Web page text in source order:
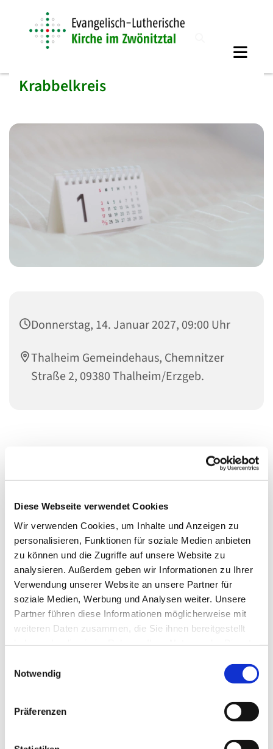
Diese Webseite verwendet Cookies
Wir verwenden Cookies, um Inhalte und Anzeigen zu
personalisieren, Funktionen für soziale Medien anbieten
zu können und die Zugriffe auf unsere Website zu
analysieren. Außerdem geben wir Informationen zu Ihrer
Verwendung unserer Website an unsere Partner für
soziale Medien, Werbung und Analysen weiter. Unsere
Partner führen diese Informationen möglicherweise mit
weiteren Daten zusammen, die Sie ihnen bereitgestellt
Notwendig
Präferenzen
Krabbelkreis
Donnerstag, 14. Januar 2027, 09:00 Uhr
Thalheim Gemeindehaus, Chemnitzer
Straße 2, 09380 Thalheim/Erzgeb.
Dies könnte Sie auch interessieren